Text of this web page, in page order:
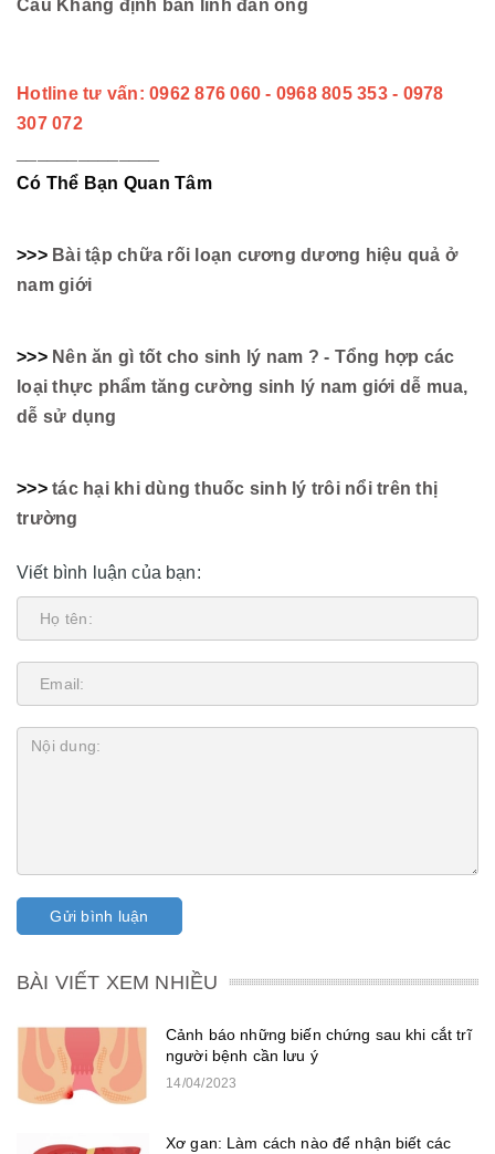
Cẩu Khẳng định bản lĩnh đàn ông
Hotline tư vấn: 0962 876 060 - 0968 805 353 - 0978
307 072
Có Thể Bạn Quan Tâm
>>> Bài tập chữa rối loạn cương dương hiệu quả ở
nam giới
>>> Nên ăn gì tốt cho sinh lý nam ? - Tổng hợp các
loại thực phẩm tăng cường sinh lý nam giới dễ mua,
dễ sử dụng
>>> tác hại khi dùng thuốc sinh lý trôi nổi trên thị
trường
Viết bình luận của bạn:
Gửi bình luận
BÀI VIẾT XEM NHIỀU
Cảnh báo những biến chứng sau khi cắt trĩ
người bệnh cần lưu ý
14/04/2023
Xơ gan: Làm cách nào để nhận biết các